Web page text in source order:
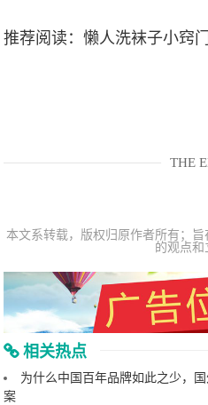
推荐阅读：懒人洗袜子小窍门
THE
本文系转载，版权归原作者所有；
的观点和
相关热点
为什么中国百年品牌如此之少，
案